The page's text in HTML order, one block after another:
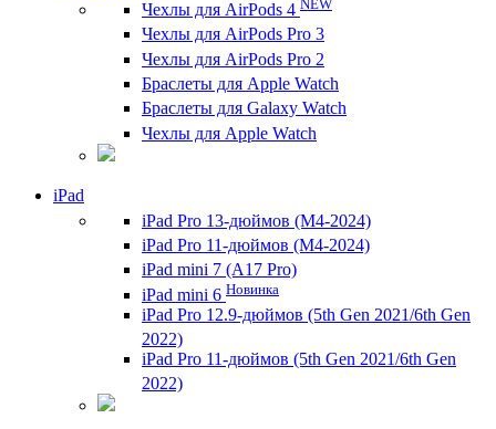
Чехлы для AirPods 4 NEW
Чехлы для AirPods Pro 3
Чехлы для AirPods Pro 2
Браслеты для Apple Watch
Браслеты для Galaxy Watch
Чехлы для Apple Watch
iPad
iPad Pro 13-дюймов (M4-2024)
iPad Pro 11-дюймов (M4-2024)
iPad mini 7 (A17 Pro)
iPad mini 6 Новинка
iPad Pro 12.9-дюймов (5th Gen 2021/6th Gen
2022)
iPad Pro 11-дюймов (5th Gen 2021/6th Gen
2022)